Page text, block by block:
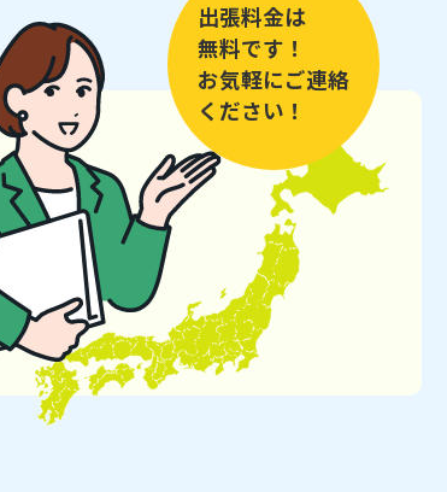
出張料金は
無料です！
お気軽にご連絡
ください！